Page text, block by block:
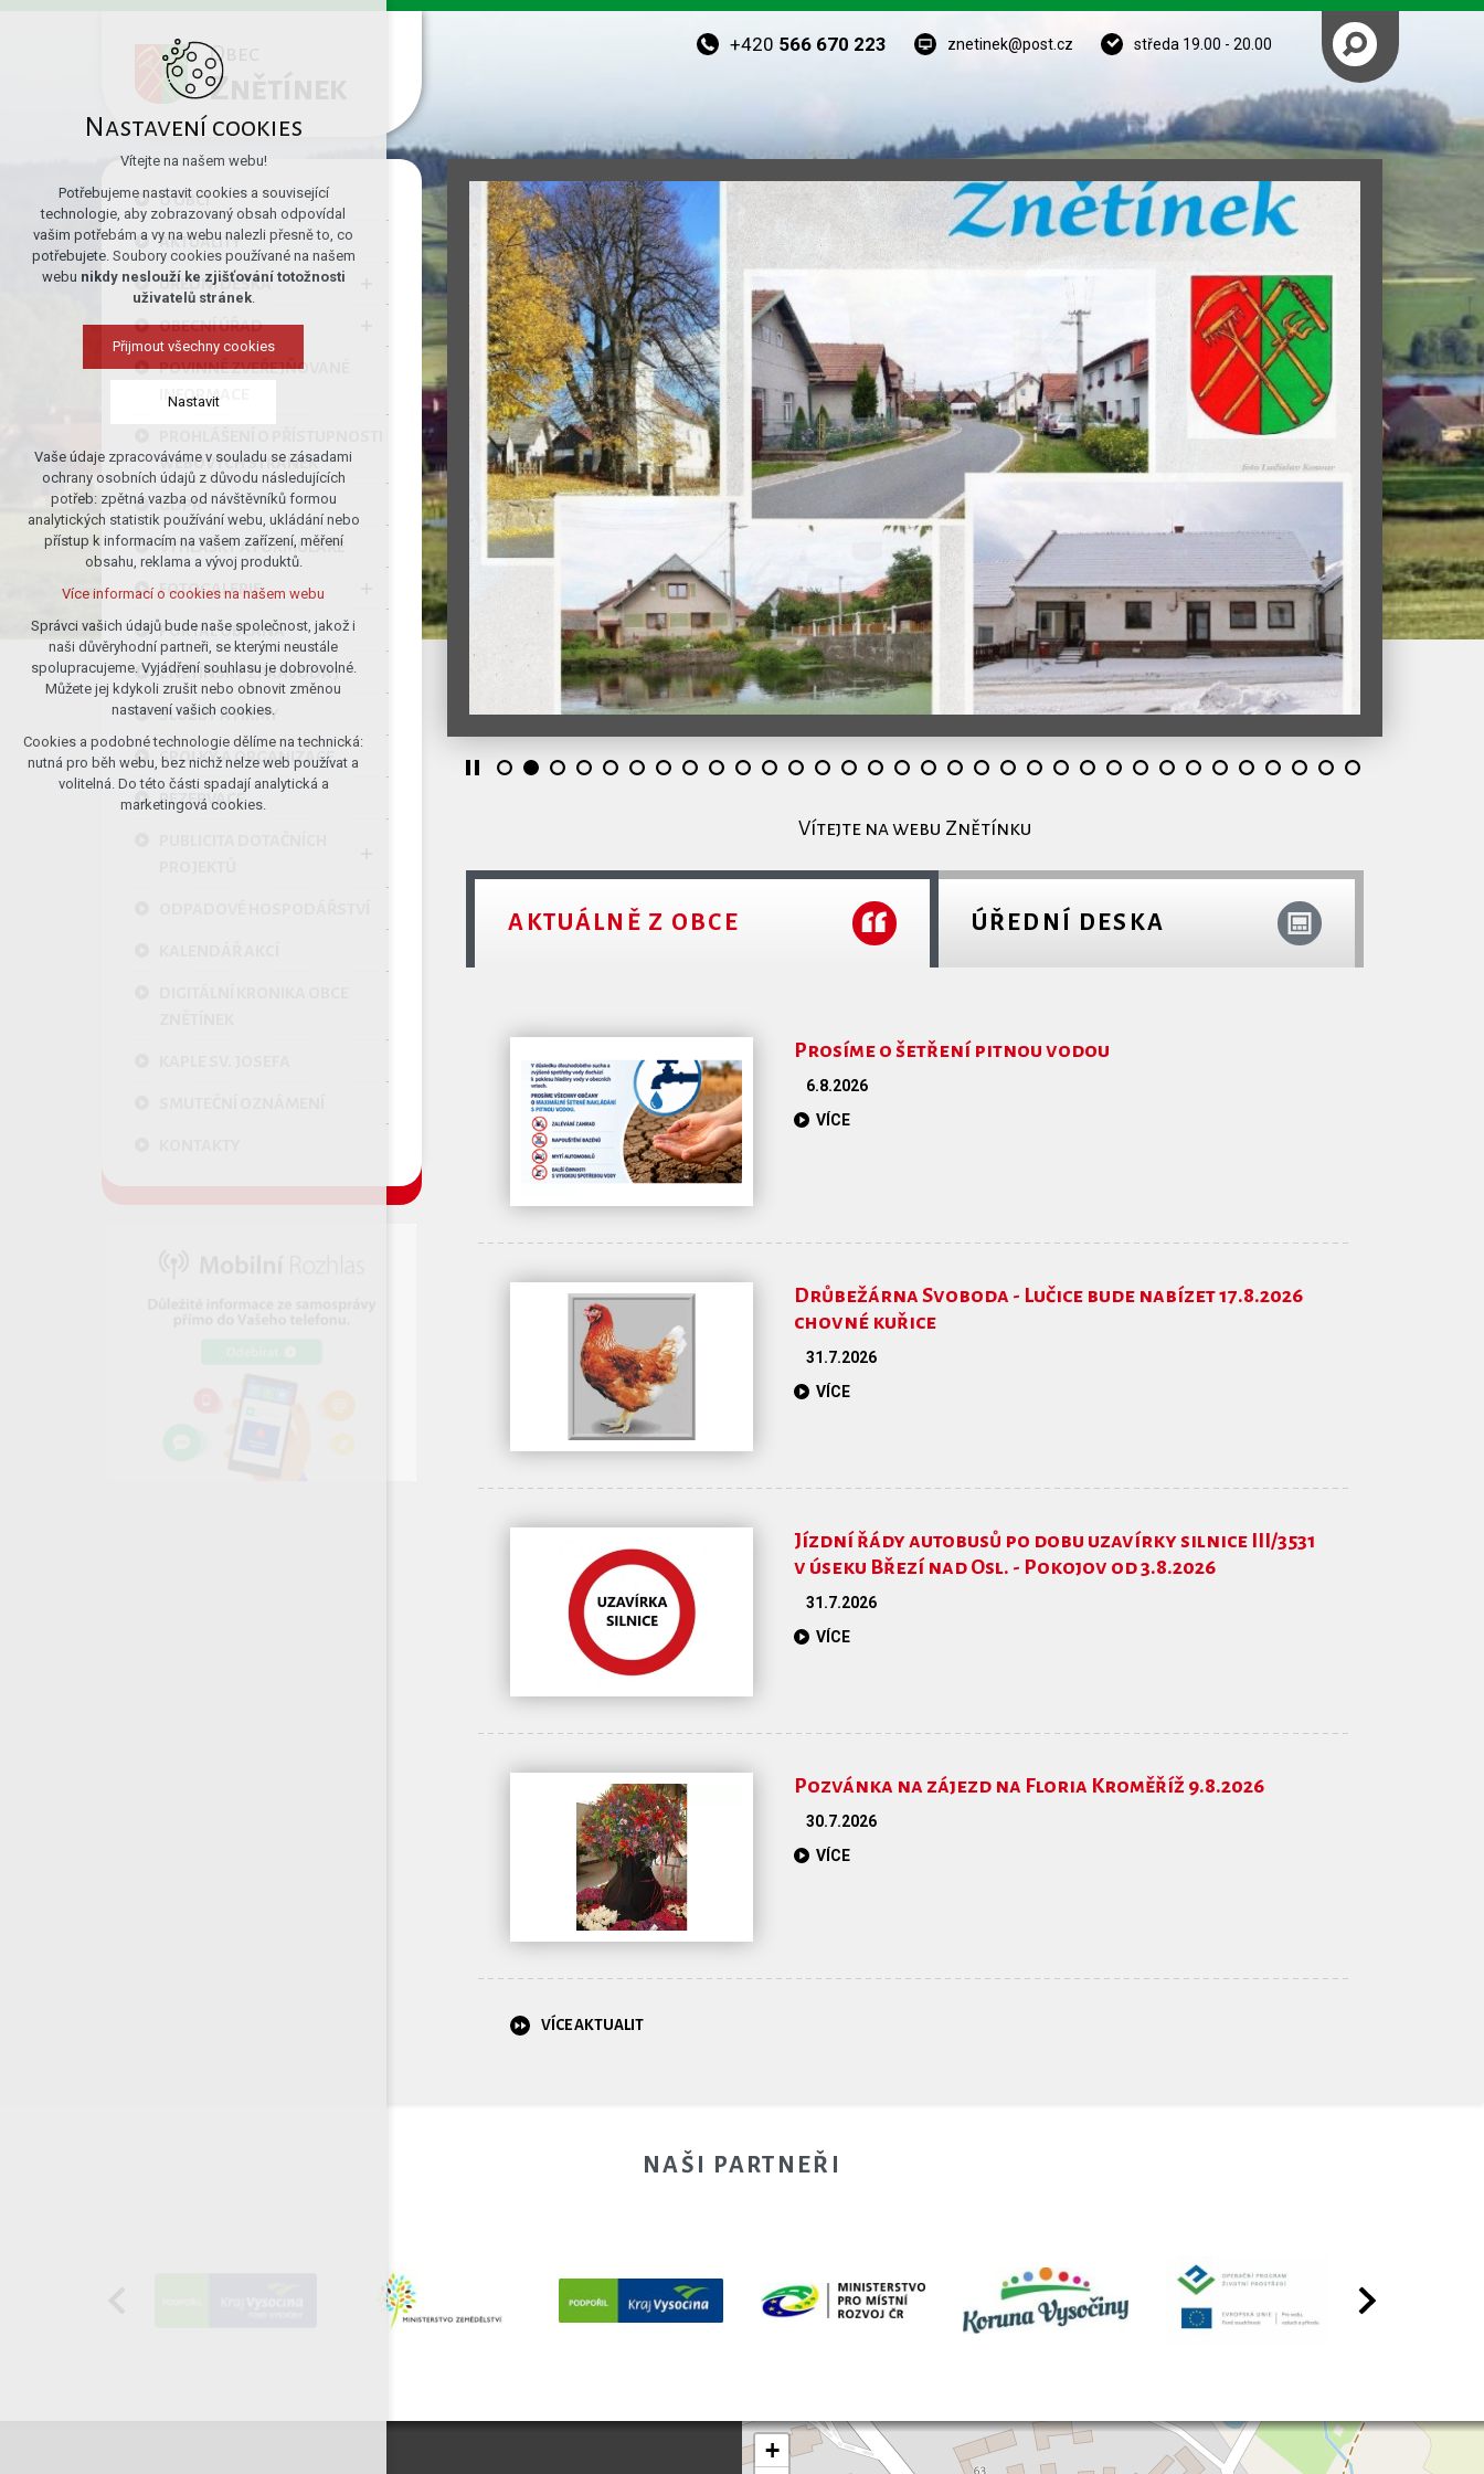
Obec
Znětínek
+420 566 670 223 znetinek@post.cz středa 19.00 - 20.00
Vítejte na webu Znětínku
AKTUÁLNĚ Z OBCE ÚŘEDNÍ DESKA
Prosíme o šetření pitnou vodou
6.8.2026
VÍCE
Drůbežárna Svoboda - Lučice bude nabízet 17.8.2026
chovné kuřice
31.7.2026
VÍCE
Jízdní řády autobusů po dobu uzavírky silnice III/3531
v úseku Březí nad Osl. - Pokojov od 3.8.2026
31.7.2026
VÍCE
Pozvánka na zájezd na Floria Kroměříž 9.8.2026
30.7.2026
VÍCE
VÍCE AKTUALIT
O OBCI
AKTUALITY
ÚŘEDNÍ DESKA
OBECNÍ ÚŘAD
POVINNĚ ZVEŘEJŇOVANÉ
INFORMACE
WEBOVÝCH STRÁNEK
GDPR
VYHLÁŠKY A FORMULÁŘE
FOTOGALERIE
PORTÁL OBČANA
ZNĚTÍNSKÝ ZPRAVODAJ
SLUŽBY A FIRMY
SPOLKY A ORGANIZACE
REZERVACE
NAŠI PARTNEŘI
+
Nastavení cookies
Vítejte na našem webu!
Potřebujeme nastavit cookies a související
technologie, aby zobrazovaný obsah odpovídal
vašim potřebám a vy na webu nalezli přesně to, co
potřebujete. Soubory cookies používané na našem
webu nikdy neslouží ke zjišťování totožnosti
uživatelů stránek.
Přijmout všechny cookies
Nastavit
Technická cookies
nutná pro provozování webu
udržení kontextu stránek (session):
případná přihlášení, volby jazyka, apod.
Volitelná cookies
analytická pro anonymizované
vyhodnocení návštěvnosti
marketingová cookies (Google)
Více informací o cookies na našem webu
Přijmout všechny cookies
Odmítnout vše
Vaše údaje zpracováváme v souladu se zásadami
ochrany osobních údajů z důvodu následujících
potřeb: zpětná vazba od návštěvníků formou
analytických statistik používání webu, ukládání nebo
přístup k informacím na vašem zařízení, měření
obsahu, reklama a vývoj produktů.
Více informací o cookies na našem webu
Správci vašich údajů bude naše společnost, jakož i
naši důvěryhodní partneři, se kterými neustále
spolupracujeme. Vyjádření souhlasu je dobrovolné.
Můžete jej kdykoli zrušit nebo obnovit změnou
nastavení vašich cookies.
Cookies a podobné technologie dělíme na technická:
nutná pro běh webu, bez nichž nelze web používat a
volitelná. Do této části spadají analytická a
marketingová cookies.